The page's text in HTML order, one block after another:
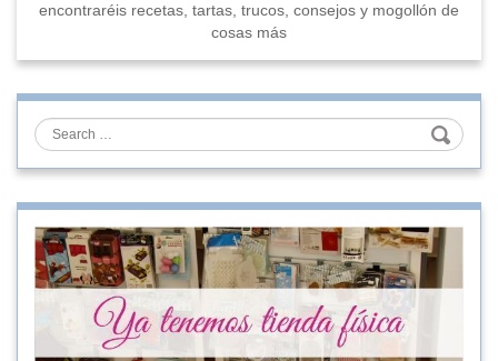
encontraréis recetas, tartas, trucos, consejos y mogollón de
cosas más
Search